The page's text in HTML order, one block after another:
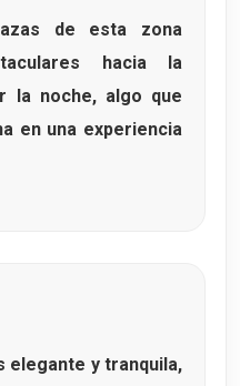
de esta zona
hacia la
la noche, algo que
en una experiencia
elegante y tranquila,